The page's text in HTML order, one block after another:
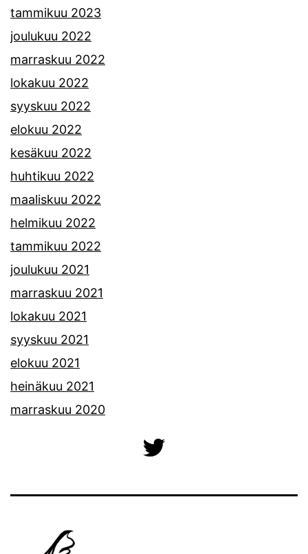
tammikuu 2023
joulukuu 2022
marraskuu 2022
lokakuu 2022
syyskuu 2022
elokuu 2022
kesäkuu 2022
huhtikuu 2022
maaliskuu 2022
helmikuu 2022
tammikuu 2022
joulukuu 2021
marraskuu 2021
lokakuu 2021
syyskuu 2021
elokuu 2021
heinäkuu 2021
marraskuu 2020